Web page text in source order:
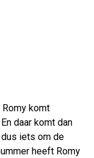
komt
daar komt dan
iets om de
heeft Romy